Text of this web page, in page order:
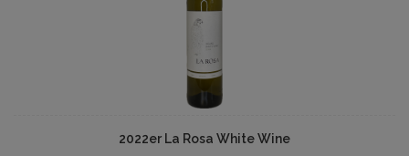
2022er La Rosa White Wine